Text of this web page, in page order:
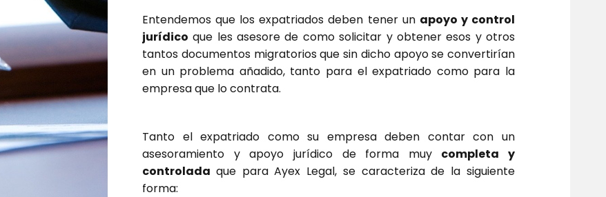
Entendemos que los expatriados deben tener un apoyo y control
jurídico que les asesore de como solicitar y obtener esos y otros
tantos documentos migratorios que sin dicho apoyo se convertirían
en un problema añadido, tanto para el expatriado como para la
empresa que lo contrata.
Tanto el expatriado como su empresa deben contar con un
asesoramiento y apoyo jurídico de forma muy completa y
controlada que para Ayex Legal, se caracteriza de la siguiente
forma: